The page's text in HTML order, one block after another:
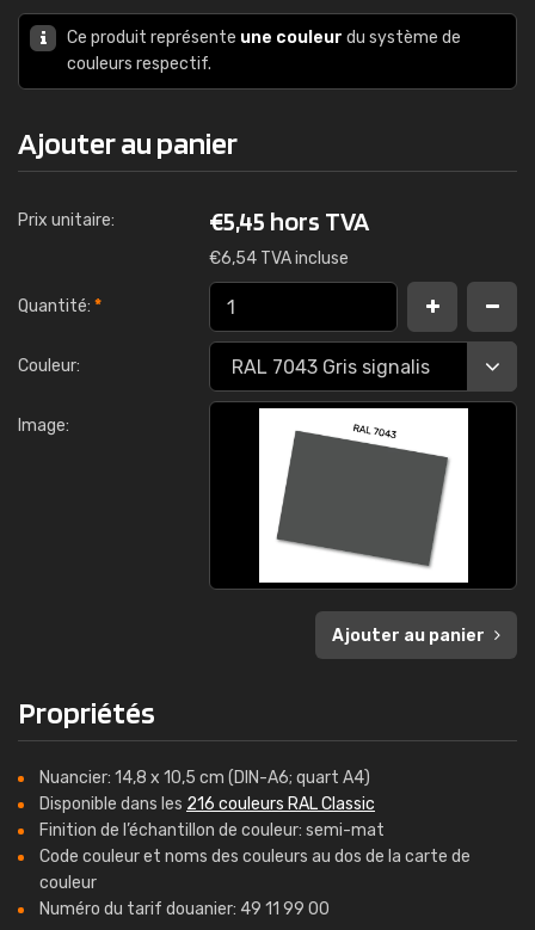
Ce produit représente une couleur du système de
couleurs respectif.
Ajouter au panier
Prix unitaire: €5,45 hors TVA
€6,54 TVA incluse
Quantité: *
Couleur:
Image:
Ajouter au panier
Propriétés
Nuancier: 14,8 x 10,5 cm (DIN-A6; quart A4)
Disponible dans les 216 couleurs RAL Classic
Finition de l’échantillon de couleur: semi-mat
Code couleur et noms des couleurs au dos de la carte de
couleur
Numéro du tarif douanier: 49 11 99 00